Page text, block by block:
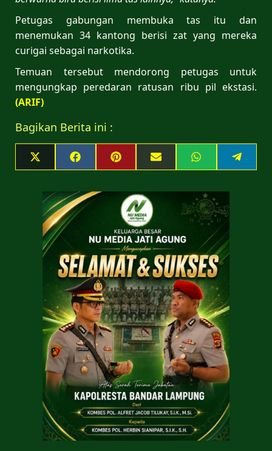
Petugas gabungan membuka tas itu dan
menemukan 34 kantong berisi zat yang mereka
curigai sebagai narkotika.
Temuan tersebut mendorong petugas untuk
mengungkap peredaran ratusan ribu pil ekstasi.
(ARIF)
Bagikan Berita ini :